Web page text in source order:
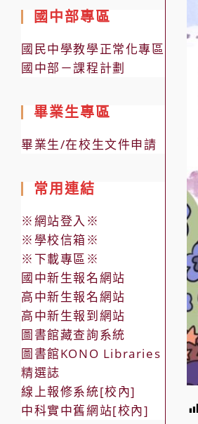
國中部專區
國民中學教學正常化專區
國中部－課程計劃
畢業生專區
畢業生/在校生文件申請
常用連結
※網站登入※
※學校信箱※
※下載專區※
國中新生報名網站
高中新生報名網站
高中新生報到網站
圖書館藏查詢系統
圖書館KONO Libraries
精選誌
線上報修系統[校內]
中科實中舊網站[校內]